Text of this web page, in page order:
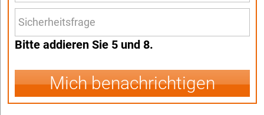
Bitte addieren Sie 5 und 8.
Mich benachrichtigen